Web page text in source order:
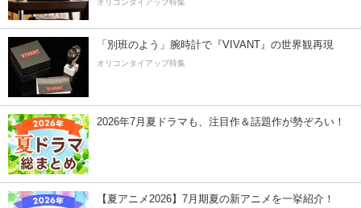
オリコンタイアップ特集
「別班のよう」腕時計で『VIVANT』の世界観再現
オリコンタイアップ特集
2026年7月夏ドラマも、注目作＆話題作が勢ぞろい！
【夏アニメ2026】7月期夏の新アニメを一挙紹介！